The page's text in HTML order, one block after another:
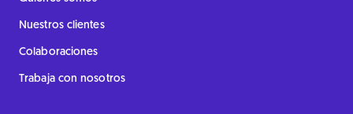
Nuestros clientes
Colaboraciones
Trabaja con nosotros